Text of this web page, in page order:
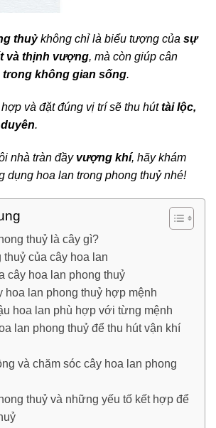
thuỷkhông chỉ là biểu tượng của sự
và thịnh vượng, mà còn giúp cân
không gian sống.
và đặt đúng vị trí sẽ thu húttài lộc,
.
nhà tràn đầy vượng khí, hãy khám
dụng hoa lan trong phong thuỷ nhé!
thuỷ là cây gì?
thuỷ của cây hoa lan
cây hoa lan phong thuỷ
hoa lan phong thuỷ hợp mệnh
hoa lan phù hợp với từng mệnh
lan phong thuỷ để thu hút vận khí
và chăm sóc cây hoa lan phong
thuỷ và những yếu tố kết hợp để